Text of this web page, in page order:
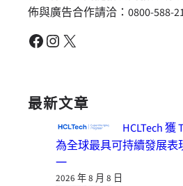
佈與廣告合作請洽：0800-588-
Facebook Instagram X
最新文章
HCLTech 獲
為全球最具可持續發展表
一
2026 年 8 月 8 日